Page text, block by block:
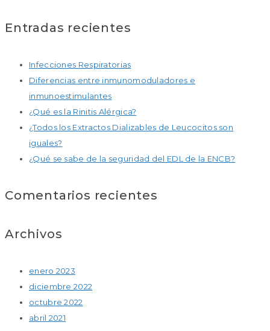
Entradas recientes
Infecciones Respiratorias
Diferencias entre inmunomoduladores e
inmunoestimulantes
¿Qué es la Rinitis Alérgica?
¿Todos los Extractos Dializables de Leucocitos son
iguales?
¿Qué se sabe de la seguridad del EDL de la ENCB?
Comentarios recientes
Archivos
enero 2023
diciembre 2022
octubre 2022
abril 2021